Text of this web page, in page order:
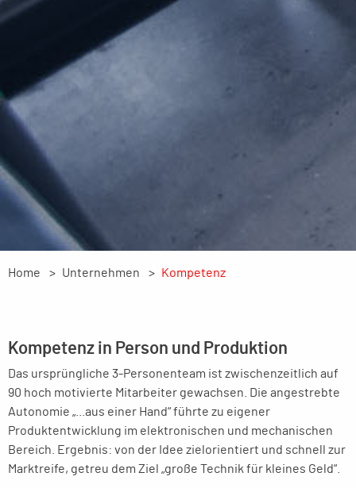
Home Unternehmen Kompetenz
Kompetenz in Person und Produktion
Das ursprüngliche 3-Personenteam ist zwischenzeitlich auf
90 hoch motivierte Mitarbeiter gewachsen. Die angestrebte
Autonomie „...aus einer Hand“ führte zu eigener
Produktentwicklung im elektronischen und mechanischen
Bereich. Ergebnis: von der Idee zielorientiert und schnell zur
Marktreife, getreu dem Ziel „große Technik für kleines Geld“.